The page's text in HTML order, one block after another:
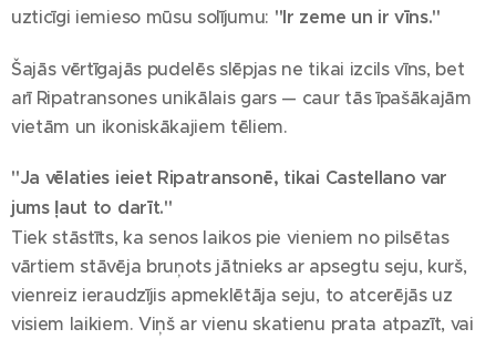
uzticīgi iemieso mūsu solījumu: "Ir zeme un ir vīns."
Šajās vērtīgajās pudelēs slēpjas ne tikai izcils vīns, bet
arī Ripatransones unikālais gars — caur tās īpašākajām
vietām un ikoniskākajiem tēliem.
"Ja vēlaties ieiet Ripatransonē, tikai Castellano var
jums ļaut to darīt."
Tiek stāstīts, ka senos laikos pie vieniem no pilsētas
vārtiem stāvēja bruņots jātnieks ar apsegtu seju, kurš,
vienreiz ieraudzījis apmeklētāja seju, to atcerējās uz
visiem laikiem. Viņš ar vienu skatienu prata atpazīt, vai